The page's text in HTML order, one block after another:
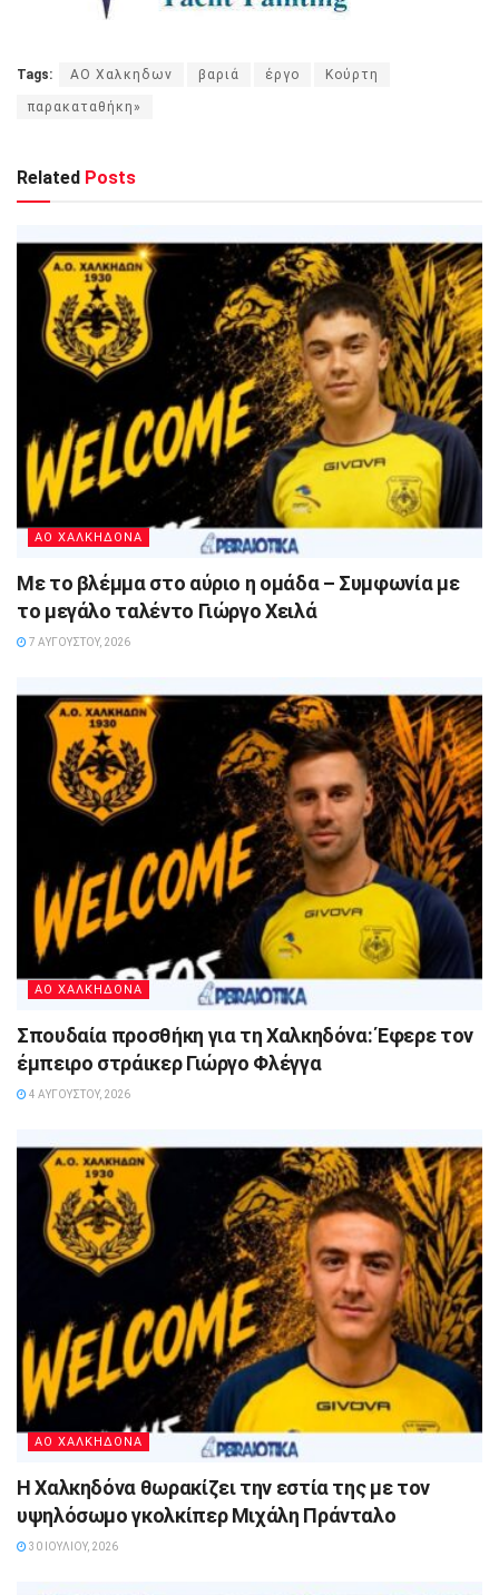
Tags: ΑΟ Χαλκηδων βαριά έργο Κούρτη
παρακαταθήκη»
Related Posts
ΑΟ ΧΑΛΚΗΔΟΝΑ
Με το βλέμμα στο αύριο η ομάδα – Συμφωνία με
το μεγάλο ταλέντο Γιώργο Χειλά
7 ΑΥΓΟΎΣΤΟΥ, 2026
ΑΟ ΧΑΛΚΗΔΟΝΑ
Σπουδαία προσθήκη για τη Χαλκηδόνα: Έφερε τον
έμπειρο στράικερ Γιώργο Φλέγγα
4 ΑΥΓΟΎΣΤΟΥ, 2026
ΑΟ ΧΑΛΚΗΔΟΝΑ
Η Χαλκηδόνα θωρακίζει την εστία της με τον
υψηλόσωμο γκολκίπερ Μιχάλη Πράνταλο
30 ΙΟΥΛΊΟΥ, 2026